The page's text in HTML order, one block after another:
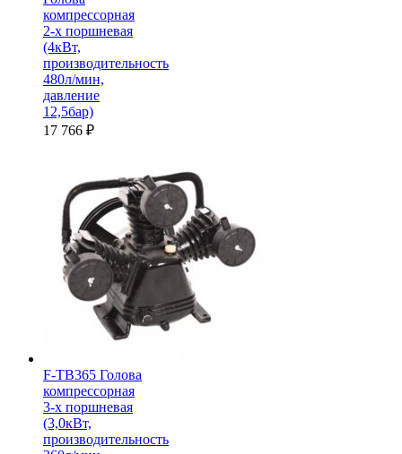
компрессорная
2-х поршневая
(4кВт,
производительность
480л/мин,
давление
12,5бар)
17 766 ₽
F-TB365 Голова
компрессорная
3-х поршневая
(3,0кВт,
производительность